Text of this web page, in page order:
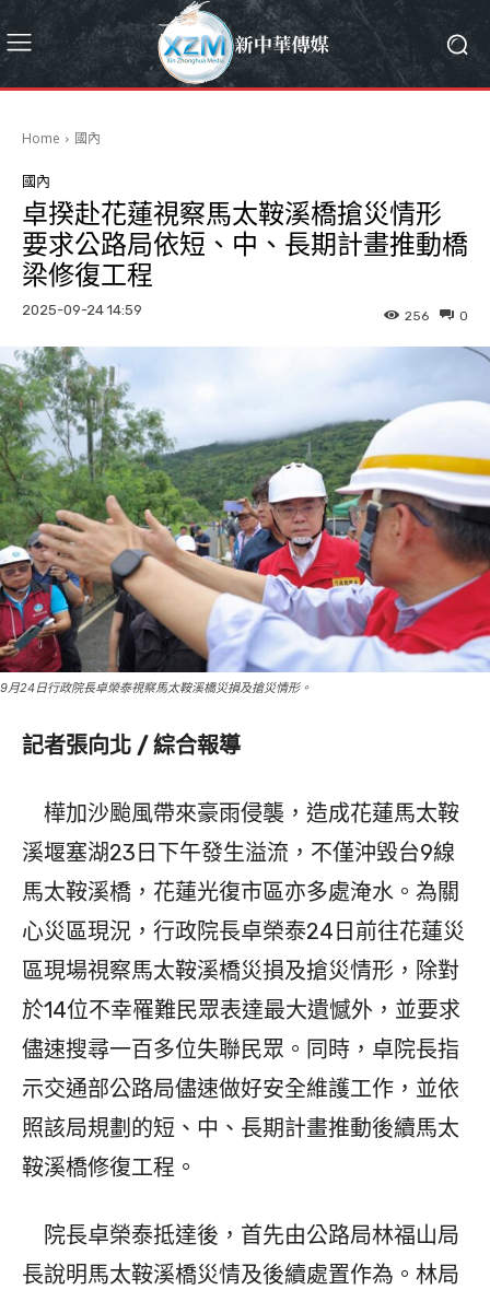
Home 國內
國內
卓揆赴花蓮視察馬太鞍溪橋搶災情形
要求公路局依短、中、長期計畫推動橋
梁修復工程
2025-09-24 14:59 0
256
9月24日行政院長卓榮泰視察馬太鞍溪橋災損及搶災情形。
記者張向北 / 綜合報導
樺加沙颱風帶來豪雨侵襲，造成花蓮馬太鞍
溪堰塞湖23日下午發生溢流，不僅沖毀台9線
馬太鞍溪橋，花蓮光復市區亦多處淹水。為關
心災區現況，行政院長卓榮泰24日前往花蓮災
區現場視察馬太鞍溪橋災損及搶災情形，除對
於14位不幸罹難民眾表達最大遺憾外，並要求
儘速搜尋一百多位失聯民眾。同時，卓院長指
示交通部公路局儘速做好安全維護工作，並依
照該局規劃的短、中、長期計畫推動後續馬太
鞍溪橋修復工程。
院長卓榮泰抵達後，首先由公路局林福山局
長說明馬太鞍溪橋災情及後續處置作為。林局